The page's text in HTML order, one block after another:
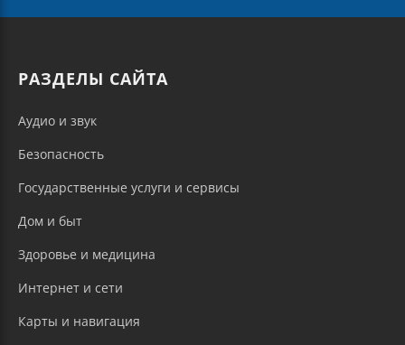
РАЗДЕЛЫ САЙТА
Аудио и звук
Безопасность
Государственные услуги и сервисы
Дом и быт
Здоровье и медицина
Интернет и сети
Карты и навигация